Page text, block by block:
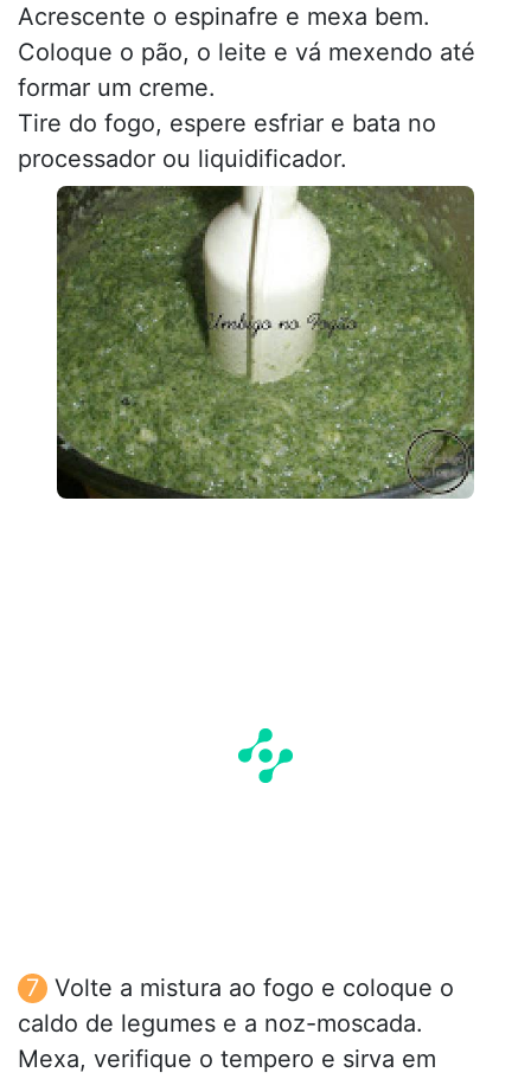
Acrescente o espinafre e mexa bem.
Coloque o pão, o leite e vá mexendo até
formar um creme.
Tire do fogo, espere esfriar e bata no
processador ou liquidificador.
Volte a mistura ao fogo e coloque o
caldo de legumes e a noz-moscada.
Mexa, verifique o tempero e sirva em